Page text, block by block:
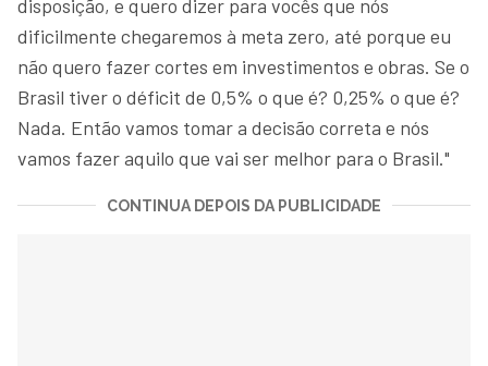
disposição, e quero dizer para vocês que nós
dificilmente chegaremos à meta zero, até porque eu
não quero fazer cortes em investimentos e obras. Se o
Brasil tiver o déficit de 0,5% o que é? 0,25% o que é?
Nada. Então vamos tomar a decisão correta e nós
vamos fazer aquilo que vai ser melhor para o Brasil."
CONTINUA DEPOIS DA PUBLICIDADE